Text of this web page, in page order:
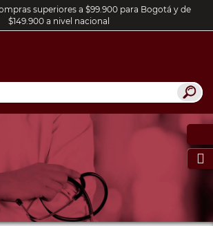
superiores a $99.900 para Bogotá y de
$149.900 a nivel nacional
